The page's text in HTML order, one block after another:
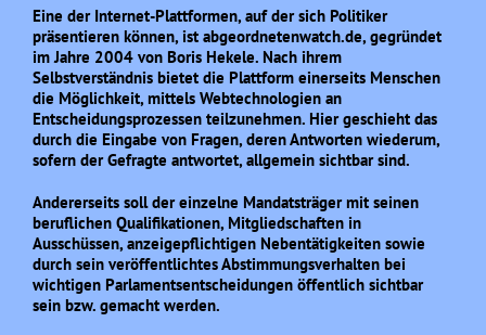
Eine der Internet-Plattformen, auf der sich Politiker
präsentieren können, ist abgeordnetenwatch.de, gegründet
im Jahre 2004 von Boris Hekele. Nach ihrem
Selbstverständnis bietet die Plattform einerseits Menschen
die Möglichkeit, mittels Webtechnologien an
Entscheidungsprozessen teilzunehmen. Hier geschieht das
durch die Eingabe von Fragen, deren Antworten wiederum,
sofern der Gefragte antwortet, allgemein sichtbar sind.
Andererseits soll der einzelne Mandatsträger mit seinen
beruflichen Qualifikationen, Mitgliedschaften in
Ausschüssen, anzeigepflichtigen Nebentätigkeiten sowie
durch sein veröffentlichtes Abstimmungsverhalten bei
wichtigen Parlamentsentscheidungen öffentlich sichtbar
sein bzw. gemacht werden.